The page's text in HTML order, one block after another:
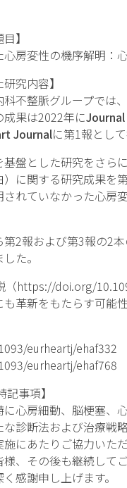
】
房変性の機序解明：
究内容】
不整脈グループでは
果は2022年に
Journalに第1報とし
盤とした研究をさら
）に関する研究成果
されていなかった心
2報および第3報の2本
た。
https://doi.org/
革新をもたらす可能
eurheartj/ehaf332
eurheartj/ehaf768
記事項】
心房細動、脳梗塞、
診断法および治療戦
にあたりご協力いた
、その後も継続して
感謝申し上げます。